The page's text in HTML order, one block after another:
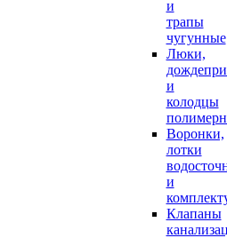
и
трапы
чугунные
Люки,
и
колодцы
Воронки,
лотки
и
Клапаны